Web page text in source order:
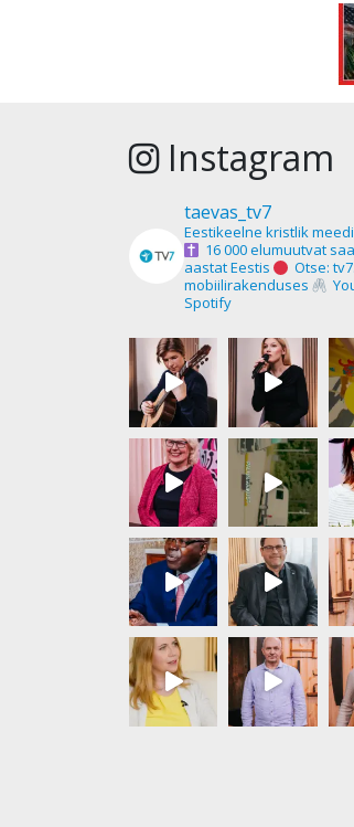
Instagram
taevas_tv7
Eestikeelne kristlik
16 000 elumuutvat
aastat Eestis
Otse:
mobiilirakenduses
Spotify